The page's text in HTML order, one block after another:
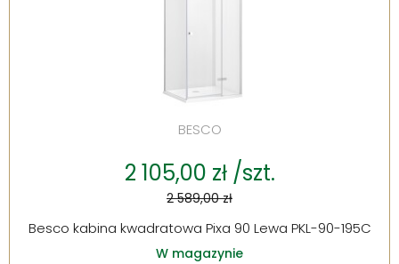
BESCO
2 105,00 zł /szt.
2 589,00 zł
Besco kabina kwadratowa Pixa 90 Lewa PKL-90-195C
W magazynie